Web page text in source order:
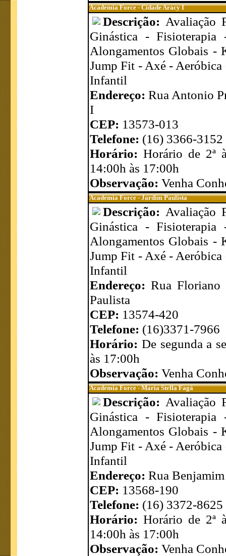
Academia Force - Cidade Aracy I
Descrição: Avaliação
Ginástica -
Alongamentos Globais -
Jump Fit - Axé - Aeróbica
Infantil
Endereço: Rua Antonio
I
CEP: 13573-013
Telefone: (16) 3366-3152
Horário: Horário de 2ª
14:00h às 17:00h
Observação: Venha
Academia Force - Jardim Paulista
Descrição: Avaliação
Ginástica -
Alongamentos Globais -
Jump Fit - Axé - Aeróbica
Infantil
Endereço: Rua Floriano
Paulista
CEP: 13574-420
Telefone: (16)3371-7966
Horário: De segunda a
às 17:00h
Observação: Venha
Academia Force - Maria Stella Fagá
Descrição: Avaliação
Ginástica -
Alongamentos Globais -
Jump Fit - Axé - Aeróbica
Infantil
Endereço: Rua
CEP: 13568-190
Telefone: (16) 3372-8625
Horário: Horário de 2ª
14:00h às 17:00h
Observação: Venha